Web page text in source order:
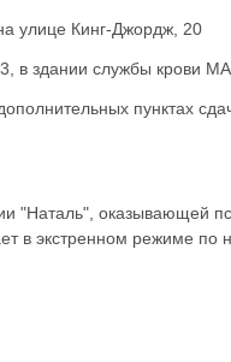
улице Кинг-Джордж, 20
в здании службы крови
пунктах
"Наталь", оказывающей
в экстренном режиме по